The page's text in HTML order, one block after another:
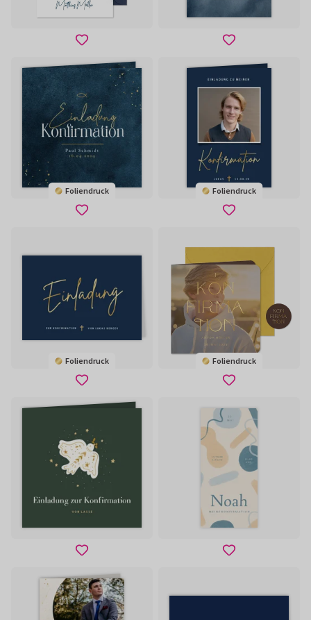
Foliendruck Foliendruck
Foliendruck Foliendruck